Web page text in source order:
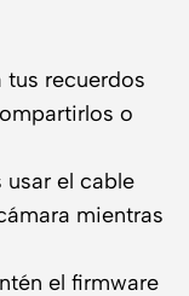
tus recuerdos
o
usar el cable
mientras
el firmware